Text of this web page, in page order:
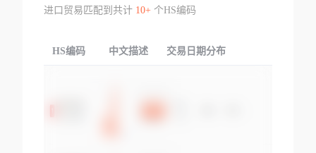
进口贸易匹配到共计 10+个HS编码
HS编码 中文描述 交易日期分布